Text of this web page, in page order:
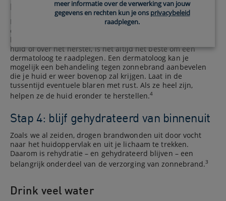
blaren
Dat allemaal bij elkaar opgeteld: soms kan zonnebrand
echt heel oncomfortabel zijn. Als je ernstige irritatie of
blaren door de zon hebt, of als je je zorgen maakt over je
huid of over het herstel, is het altijd het beste om een
dermatoloog te raadplegen. Een dermatoloog kan je
mogelijk een behandeling tegen zonnebrand aanbevelen
die je huid er weer bovenop zal krijgen. Laat in de
tussentijd eventuele blaren met rust. Als ze heel zijn,
helpen ze de huid eronder te herstellen.4
Stap 4: blijf gehydrateerd van binnenuit
Zoals we al zeiden, drogen brandwonden uit door vocht
naar het huidoppervlak en uit je lichaam te trekken.
Daarom is rehydratie – en gehydrateerd blijven – een
belangrijk onderdeel van de verzorging van zonnebrand.3
Drink veel water
meer informatie over de verwerking van jouw
gegevens en rechten kun je ons privacybeleid
raadplegen.